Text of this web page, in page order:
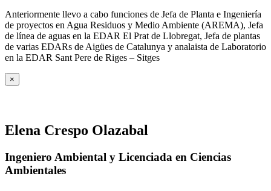
Anteriormente llevo a cabo funciones de Jefa de Planta e Ingeniería
de proyectos en Agua Residuos y Medio Ambiente (AREMA), Jefa
de línea de aguas en la EDAR El Prat de Llobregat, Jefa de plantas
de varias EDARs de Aigües de Catalunya y analaista de Laboratorio
en la EDAR Sant Pere de Riges – Sitges
×
Elena Crespo Olazabal
Ingeniero Ambiental y Licenciada en Ciencias
Ambientales